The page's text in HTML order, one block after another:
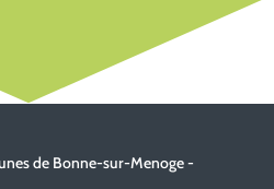
de Bonne-sur-Menoge -